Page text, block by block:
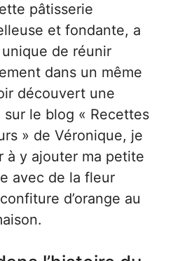
pâtisserie
et fondante, a
de réunir
dans un même
découvert une
le blog « Recettes
» de Véronique, je
à y ajouter ma petite
avec de la fleur
d’orange au